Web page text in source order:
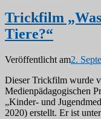
Trickfilm
Tiere?“
Veröffentlicht am2.
Dieser Trickfilm wurde
Medienpädagogischen
„Kinder- und
2020) erstellt. Er ist